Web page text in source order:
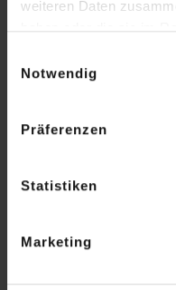
weiteren Daten
haben oder die sie im
Notwendig
Präferenzen
Statistiken
Marketing
druckgesicherten
der Auswerteeinheit durch
Zusätzliche
Die Montage der